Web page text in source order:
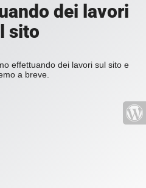
dei lavori
sito
effettuando dei lavori sul sito e
a breve.